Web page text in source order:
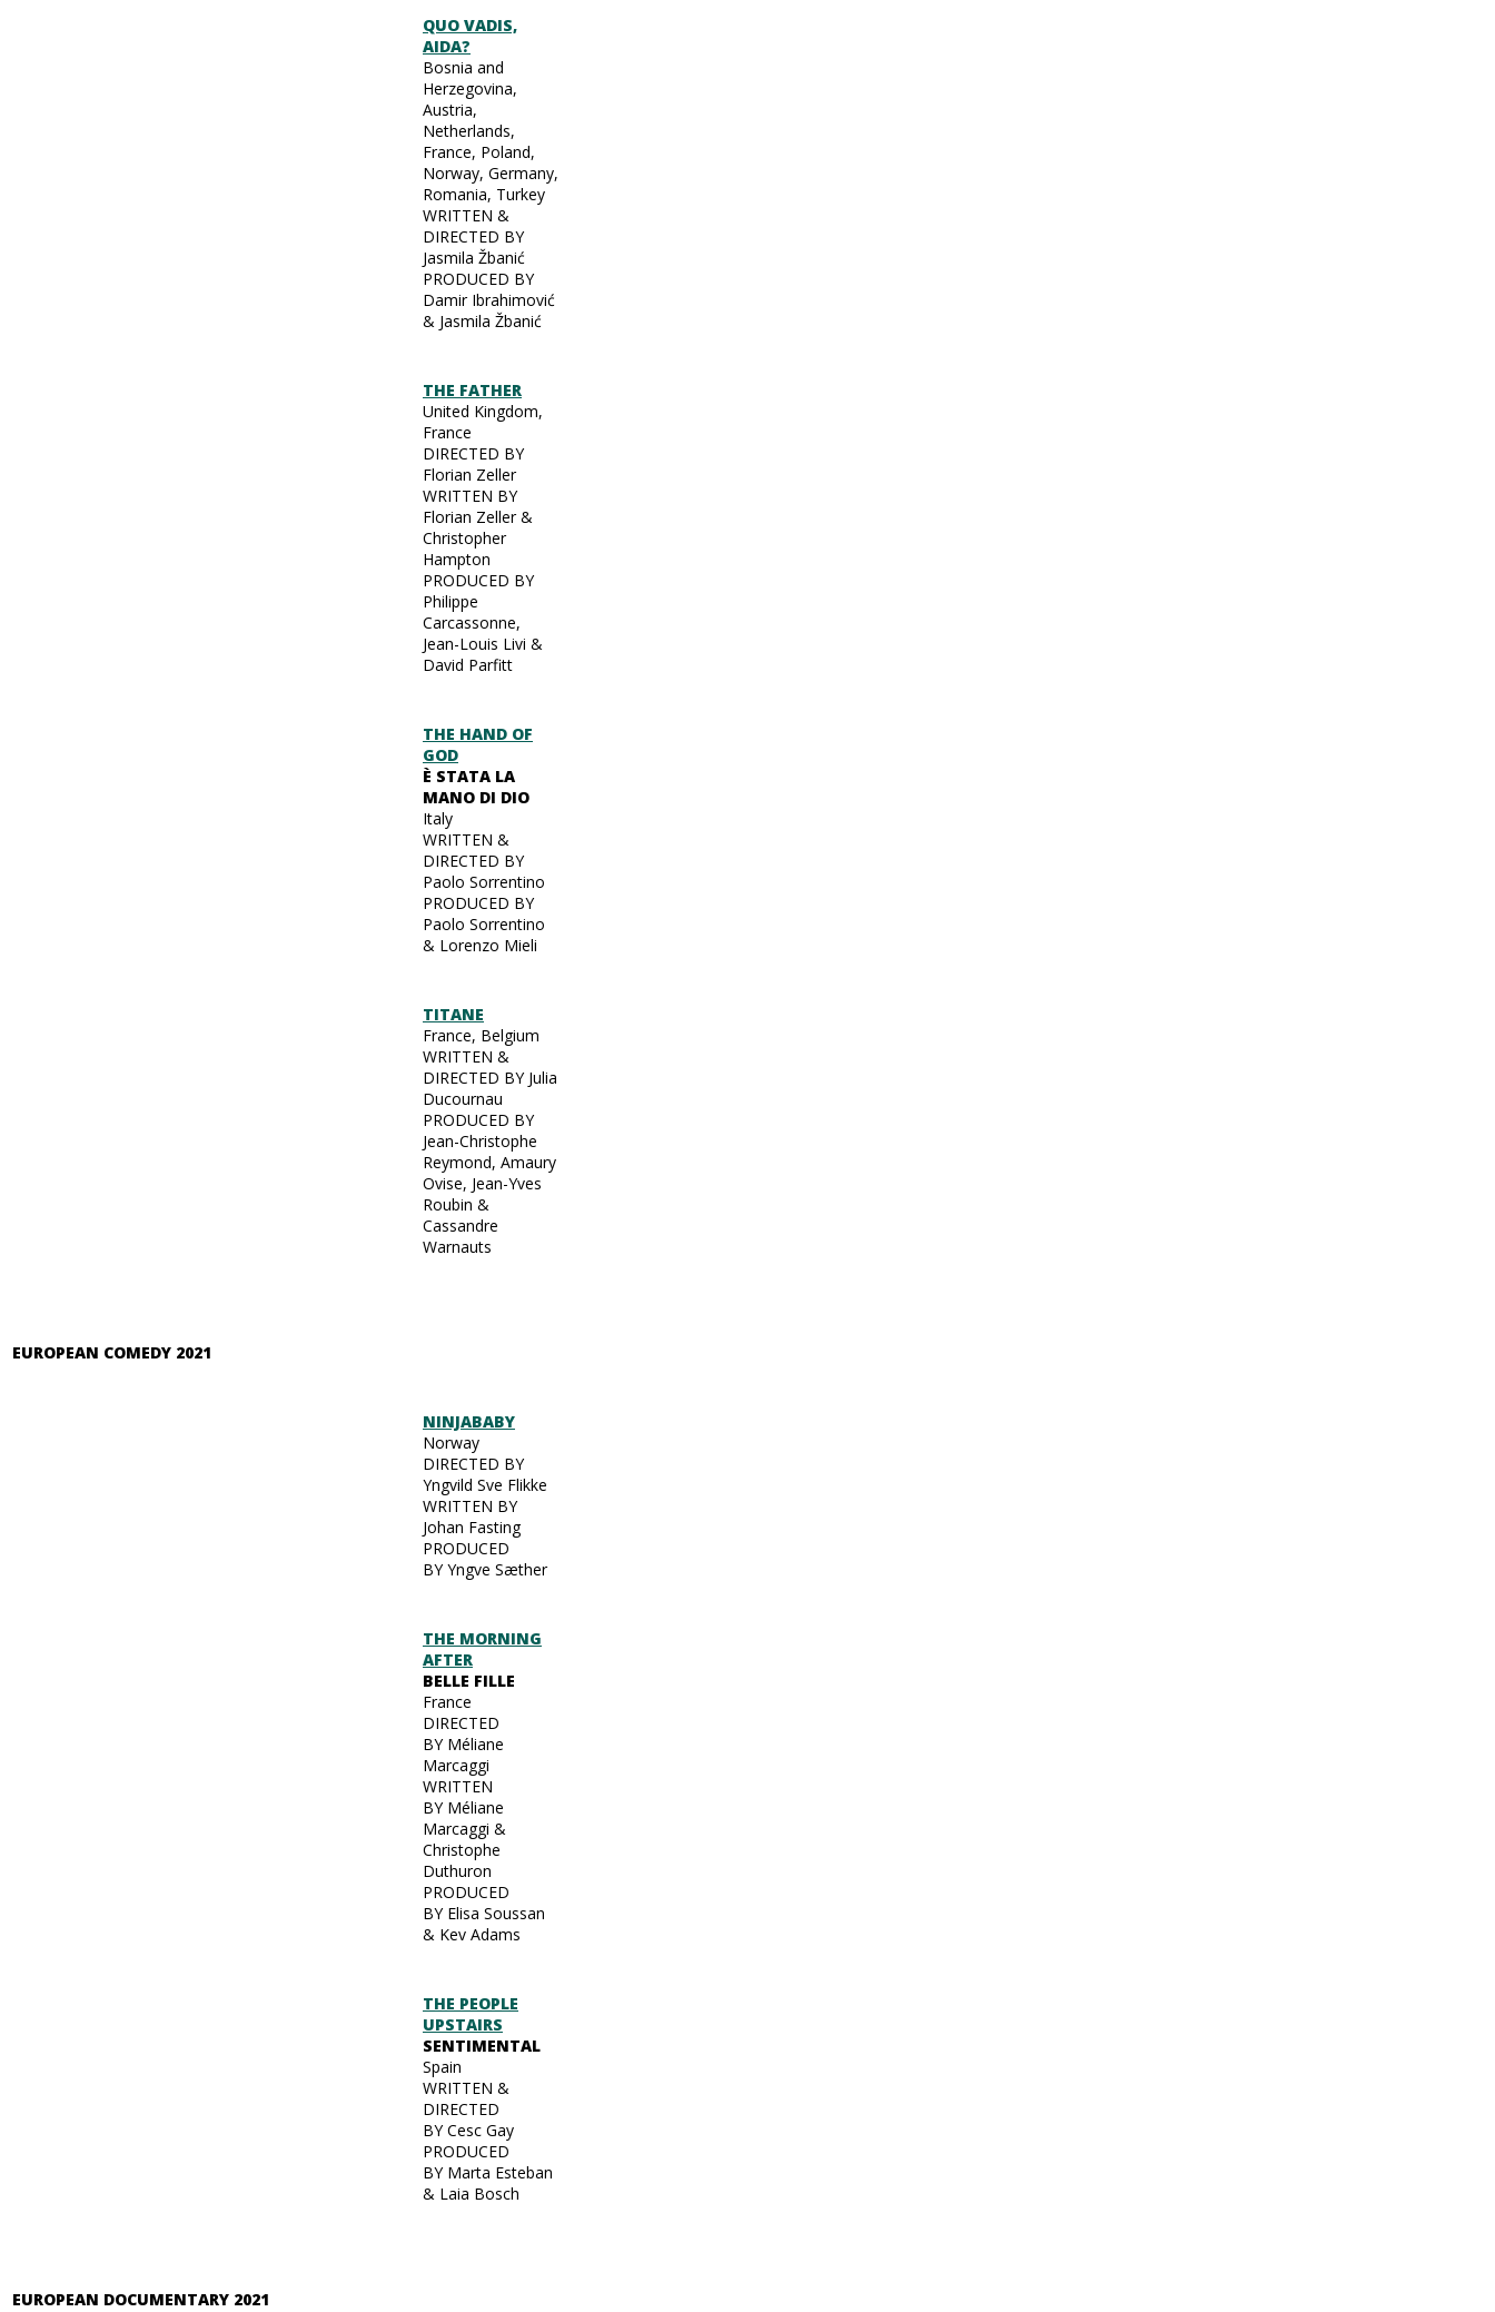
QUO VADIS,
AIDA?
Bosnia and
Herzegovina,
Austria,
Netherlands,
France, Poland,
Norway, Germany,
Romania, Turkey
WRITTEN &
DIRECTED BY
Jasmila Žbanić
PRODUCED BY
Damir Ibrahimović
& Jasmila Žbanić
THE FATHER
United Kingdom,
France
DIRECTED BY
Florian Zeller
WRITTEN BY
Florian Zeller &
Christopher
Hampton
PRODUCED BY
Philippe
Carcassonne,
Jean-Louis Livi &
David Parfitt
THE HAND OF
GOD
È STATA LA
MANO DI DIO
Italy
WRITTEN &
DIRECTED BY
Paolo Sorrentino
PRODUCED BY
Paolo Sorrentino
& Lorenzo Mieli
TITANE
France, Belgium
WRITTEN &
DIRECTED BY Julia
Ducournau
PRODUCED BY
Jean-Christophe
Reymond, Amaury
Ovise, Jean-Yves
Roubin &
Cassandre
Warnauts
EUROPEAN COMEDY 2021
NINJABABY
Norway
DIRECTED BY
Yngvild Sve Flikke
WRITTEN BY
Johan Fasting
PRODUCED
BY Yngve Sæther
THE MORNING
AFTER
BELLE FILLE
France
DIRECTED
BY Méliane
Marcaggi
WRITTEN
BY Méliane
Marcaggi &
Christophe
Duthuron
PRODUCED
BY Elisa Soussan
& Kev Adams
THE PEOPLE
UPSTAIRS
SENTIMENTAL
Spain
WRITTEN &
DIRECTED
BY Cesc Gay
PRODUCED
BY Marta Esteban
& Laia Bosch
EUROPEAN DOCUMENTARY 2021